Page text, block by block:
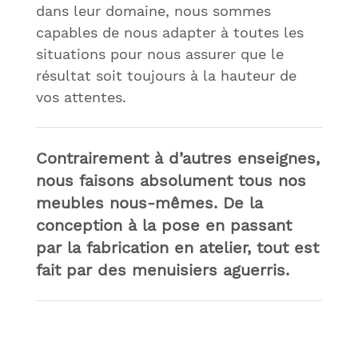
dans leur domaine, nous sommes
capables de nous adapter à toutes les
situations pour nous assurer que le
résultat soit toujours à la hauteur de
vos attentes.
Contrairement à d’autres enseignes,
nous faisons absolument tous nos
meubles nous-mêmes. De la
conception à la pose en passant
par la fabrication en atelier, tout est
fait par des menuisiers aguerris.